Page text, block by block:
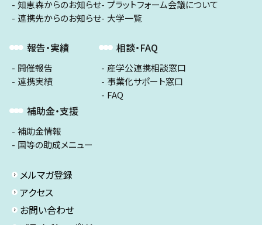
知恵森からのお知らせ
連携先からのお知らせ
報告・実績
開催報告
連携実績
補助金・支援
補助金情報
国等の助成メニュー
プラットフォーム会議について
大学一覧
相談・FAQ
産学公連携相談窓口
事業化サポート窓口
FAQ
メルマガ登録
アクセス
お問い合わせ